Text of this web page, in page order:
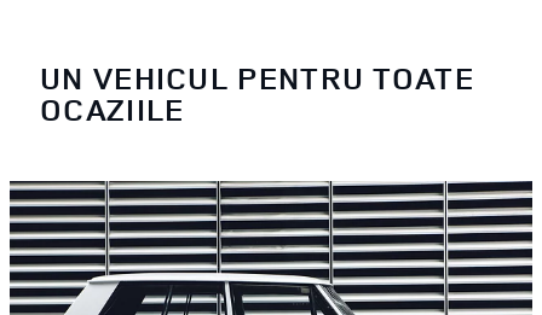
UN VEHICUL PENTRU TOATE
OCAZIILE